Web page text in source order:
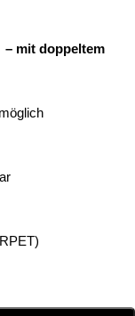
– mit doppeltem